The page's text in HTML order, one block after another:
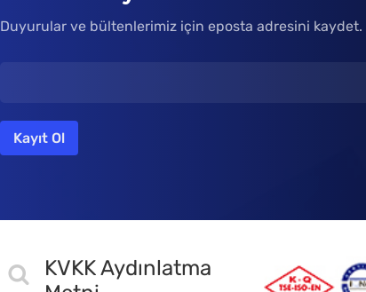
Duyurular ve bültenlerimiz için eposta adresini kaydet.
KVKK Aydınlatma